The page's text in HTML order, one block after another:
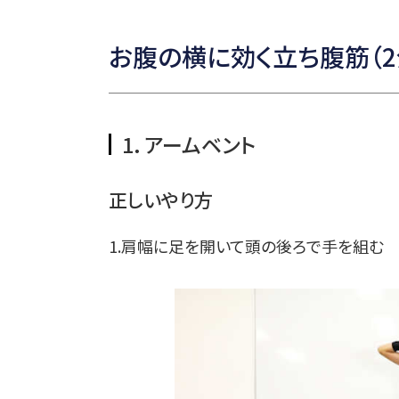
お腹の横に効く立ち腹筋（2
1．アームベント
正しいやり方
1.肩幅に足を開いて頭の後ろで手を組む